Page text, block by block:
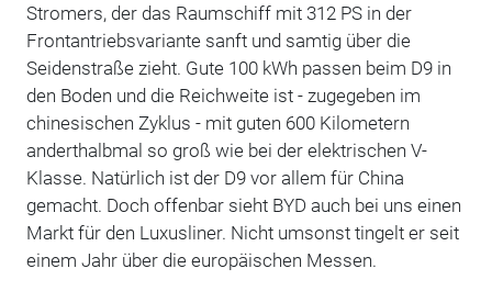
Stromers, der das Raumschiff mit 312 PS in der
Frontantriebsvariante sanft und samtig über die
Seidenstraße zieht. Gute 100 kWh passen beim D9 in
den Boden und die Reichweite ist - zugegeben im
chinesischen Zyklus - mit guten 600 Kilometern
anderthalbmal so groß wie bei der elektrischen V-
Klasse. Natürlich ist der D9 vor allem für China
gemacht. Doch offenbar sieht BYD auch bei uns einen
Markt für den Luxusliner. Nicht umsonst tingelt er seit
einem Jahr über die europäischen Messen.